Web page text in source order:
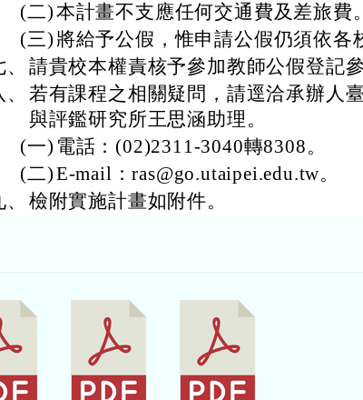
(二)本計畫不支應任何交通費及差旅費。
(三) 將給予公假，惟申請公假仍須依各
請貴校本權責核予參加教師公假登記參
若有課程之相關疑問，請逕洽承辦人
與評鑑研究所王思涵助理。
(一) 電話：(02)2311-3040轉8308。
(二)E-mail：ras@go.utaipei.edu.tw。
檢附實施計畫如附件。